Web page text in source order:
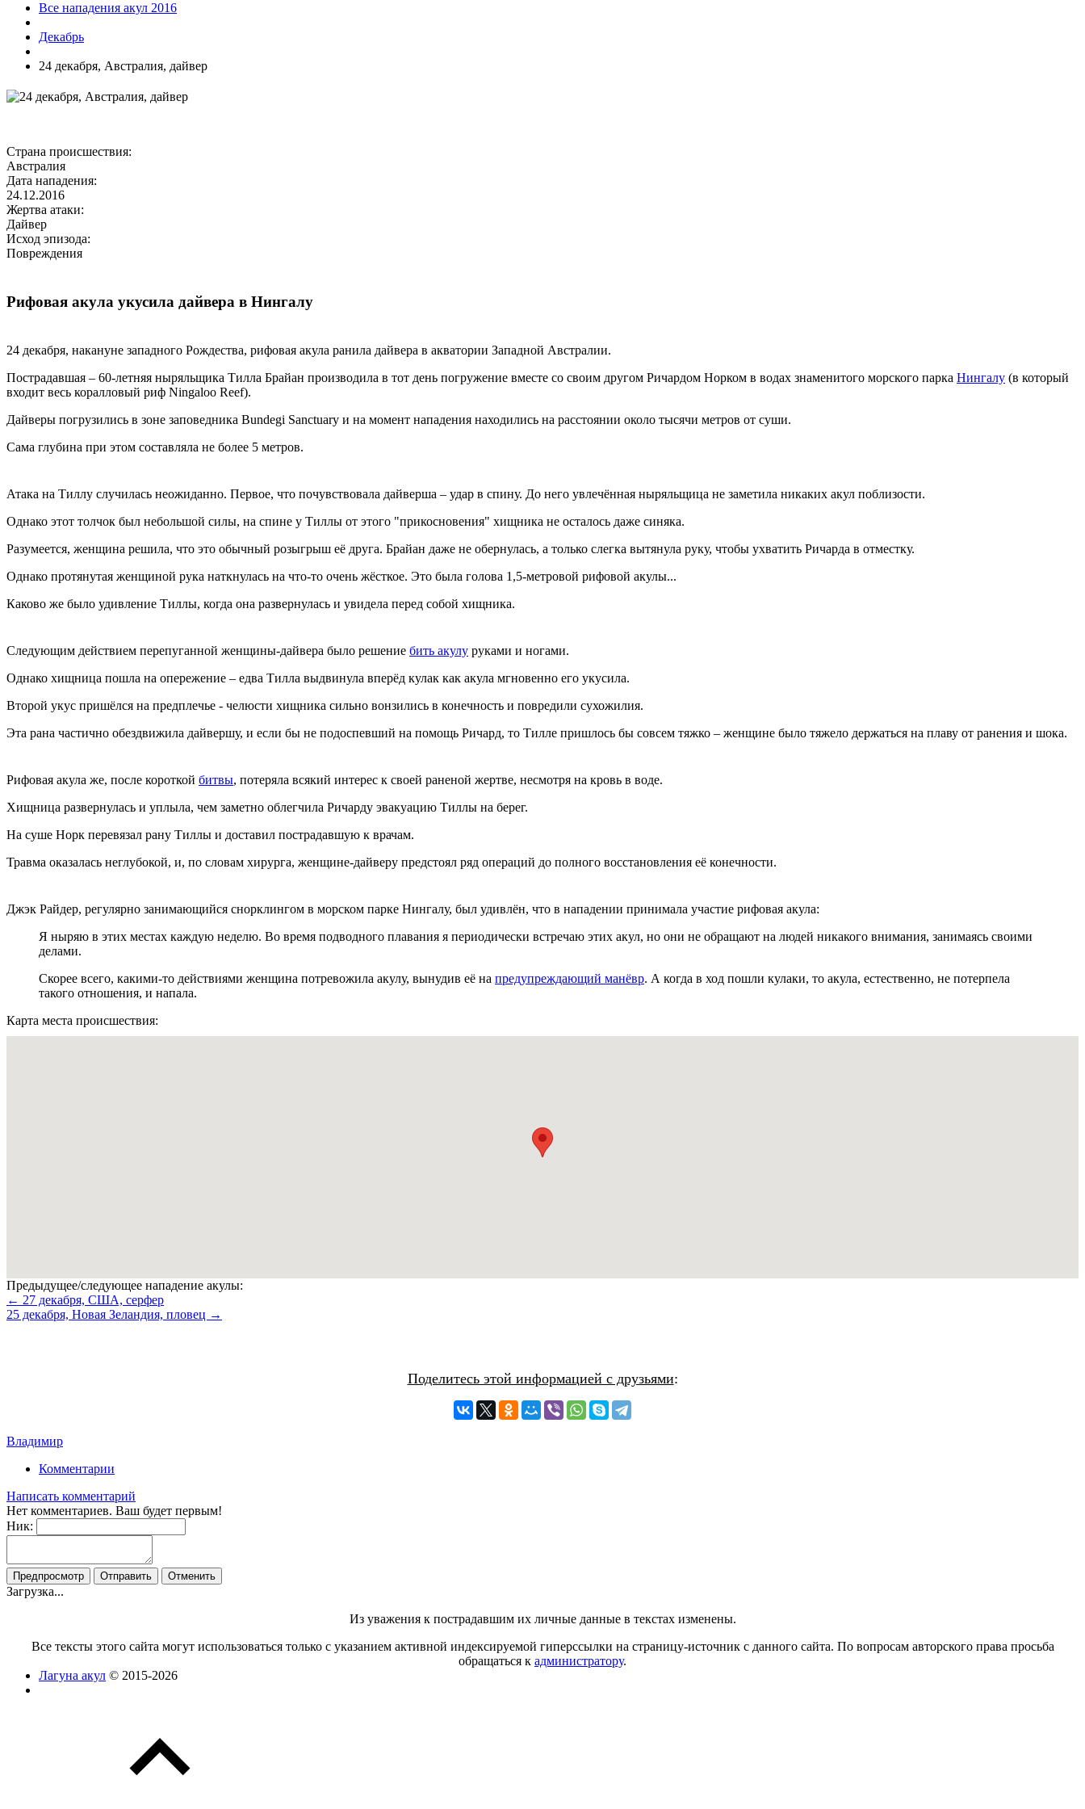
Все нападения акул 2016
Декабрь
24 декабря, Австралия, дайвер
Страна происшествия:
Австралия
Дата нападения:
24.12.2016
Жертва атаки:
Дайвер
Исход эпизода:
Повреждения
Рифовая акула укусила дайвера в Нингалу
24 декабря, накануне западного Рождества, рифовая акула ранила дайвера в акватории Западной Австралии.
Пострадавшая – 60-летняя ныряльщика Тилла Брайан производила в тот день погружение вместе со своим другом Ричардом Норком в водах знаменитого морского парка Нингалу (в который
входит весь коралловый риф Ningaloo Reef).
Дайверы погрузились в зоне заповедника Bundegi Sanctuary и на момент нападения находились на расстоянии около тысячи метров от суши.
Сама глубина при этом составляла не более 5 метров.
Атака на Тиллу случилась неожиданно. Первое, что почувствовала дайверша – удар в спину. До него увлечённая ныряльщица не заметила никаких акул поблизости.
Однако этот толчок был небольшой силы, на спине у Тиллы от этого "прикосновения" хищника не осталось даже синяка.
Разумеется, женщина решила, что это обычный розыгрыш её друга. Брайан даже не обернулась, а только слегка вытянула руку, чтобы ухватить Ричарда в отместку.
Однако протянутая женщиной рука наткнулась на что-то очень жёсткое. Это была голова 1,5-метровой рифовой акулы...
Каково же было удивление Тиллы, когда она развернулась и увидела перед собой хищника.
Следующим действием перепуганной женщины-дайвера было решение бить акулу руками и ногами.
Однако хищница пошла на опережение – едва Тилла выдвинула вперёд кулак как акула мгновенно его укусила.
Второй укус пришёлся на предплечье - челюсти хищника сильно вонзились в конечность и повредили сухожилия.
Эта рана частично обездвижила дайвершу, и если бы не подоспевший на помощь Ричард, то Тилле пришлось бы совсем тяжко – женщине было тяжело держаться на плаву от ранения и шока.
Рифовая акула же, после короткой битвы, потеряла всякий интерес к своей раненой жертве, несмотря на кровь в воде.
Хищница развернулась и уплыла, чем заметно облегчила Ричарду эвакуацию Тиллы на берег.
На суше Норк перевязал рану Тиллы и доставил пострадавшую к врачам.
Травма оказалась неглубокой, и, по словам хирурга, женщине-дайверу предстоял ряд операций до полного восстановления её конечности.
Джэк Райдер, регулярно занимающийся снорклингом в морском парке Нингалу, был удивлён, что в нападении принимала участие рифовая акула:
Я ныряю в этих местах каждую неделю. Во время подводного плавания я периодически встречаю этих акул, но они не обращают на людей никакого внимания, занимаясь своими
делами.
Скорее всего, какими-то действиями женщина потревожила акулу, вынудив её на предупреждающий манёвр. А когда в ход пошли кулаки, то акула, естественно, не потерпела
такого отношения, и напала.
Карта места происшествия:
Предыдущее/следующее нападение акулы:
← 27 декабря, США, серфер
25 декабря, Новая Зеландия, пловец →
Поделитесь этой информацией с друзьями:
Владимир
Комментарии
Написать комментарий
Нет комментариев. Ваш будет первым!
Ник:
Загрузка...
Из уважения к пострадавшим их личные данные в текстах изменены.
Все тексты этого сайта могут использоваться только с указанием активной индексируемой гиперссылки на страницу-источник с данного сайта. По вопросам авторского права просьба
обращаться к администратору.
Лагуна акул © 2015-2026